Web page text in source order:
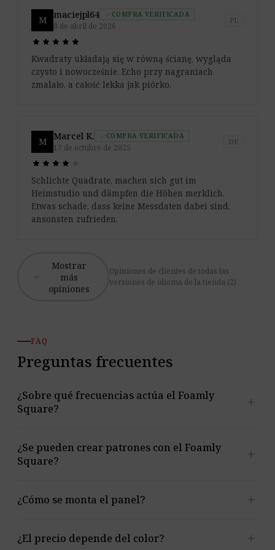
M maciejpl64 check COMPRA VERIFICADA
8 de abril de 2026
PL
star star star star star
star star star star star
Kwadraty układają się w równą ścianę, wygląda
czysto i nowocześnie. Echo przy nagraniach
zmalało, a całość lekka jak piórko.
M Marcel K. check COMPRA VERIFICADA
17 de octubre de 2025
DE
star star star star
star star star star
Schlichte Quadrate, machen sich gut im
Heimstudio und dämpfen die Höhen merklich.
Etwas schade, dass keine Messdaten dabei sind,
ansonsten zufrieden.
expand_more
Mostrar
más
opiniones
Opiniones de clientes de todas las
versiones de idioma de la tienda (2)
FAQ
Preguntas frecuentes
¿Sobre qué frecuencias actúa el Foamly
Square?
add
Las fuentes describen una absorción eficaz de
frecuencias medias y altas. La curva de la sección Datos
graves.
¿Se pueden crear patrones con el Foamly
Square?
add
Sí. El cuadrado simétrico está pensado para
composiciones regulares, incluidas las de tablero. Los
¿Cómo se monta el panel? add
Puedes usar adhesivo de montaje, que no forma parte
¿El precio depende del color? add